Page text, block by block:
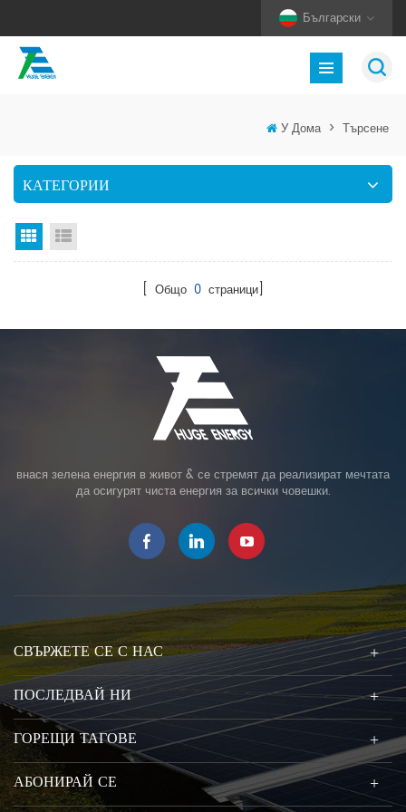
Български
У Дома > Търсене
КАТЕГОРИИ
Изглед на мрежата
[ Общо 0 страници]
внася зелена енергия в живот & се стремят да реализират мечтата
да осигурят чиста енергия за всички човешки.
СВЪРЖЕТЕ СЕ С НАС
ПОСЛЕДВАЙ НИ
ГОРЕЩИ ТАГОВЕ
АБОНИРАЙ СЕ